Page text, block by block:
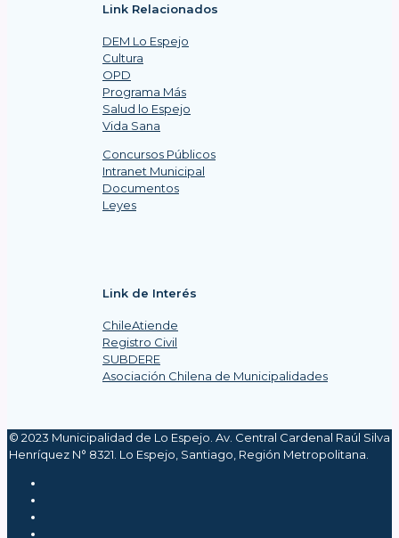
Link Relacionados
DEM Lo Espejo
Cultura
OPD
Programa Más
Salud lo Espejo
Vida Sana
Concursos Públicos
Intranet Municipal
Documentos
Leyes
Link de Interés
ChileAtiende
Registro Civil
SUBDERE
Asociación Chilena de Municipalidades
© 2023 Municipalidad de Lo Espejo. Av. Central Cardenal Raúl Silva
Henríquez N° 8321. Lo Espejo, Santiago, Región Metropolitana.